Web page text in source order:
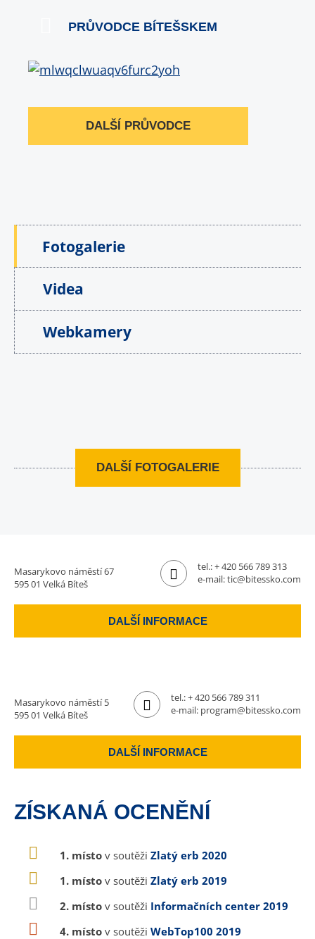
PRŮVODCE BÍTEŠSKEM
DALŠÍ PRŮVODCE
Fotogalerie
Videa
Webkamery
DALŠÍ FOTOGALERIE
Masarykovo náměstí 67
595 01 Velká Bíteš
tel.:+ 420 566 789 313
e-mail:tic@bitessko.com
DALŠÍ INFORMACE
Masarykovo náměstí 5
595 01 Velká Bíteš
tel.:+ 420 566 789 311
e-mail: program@bitessko.com
DALŠÍ INFORMACE
ZÍSKANÁ OCENĚNÍ
1. místo v soutěži Zlatý erb 2020
1. místo v soutěži Zlatý erb 2019
2. místo v soutěži Informačních center 2019
4. místo v soutěži WebTop100 2019